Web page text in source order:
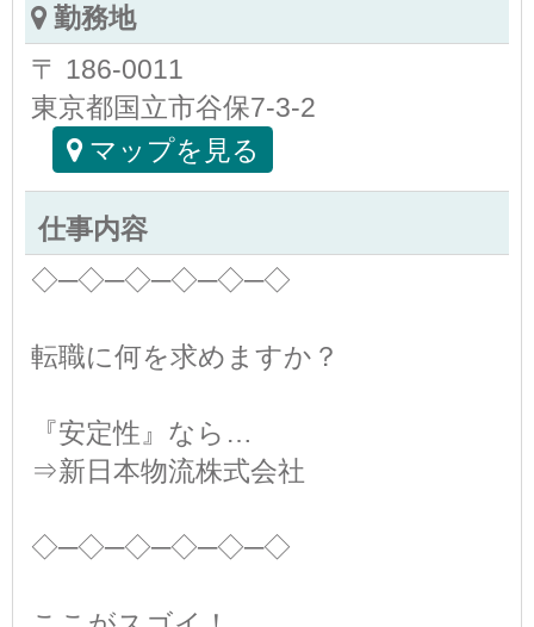
勤務地
〒 186-0011
東京都国立市谷保7-3-2
マップを見る
仕事内容
◇─◇─◇─◇─◇─◇
転職に何を求めますか？
『安定性』なら…
⇒新日本物流株式会社
◇─◇─◇─◇─◇─◇